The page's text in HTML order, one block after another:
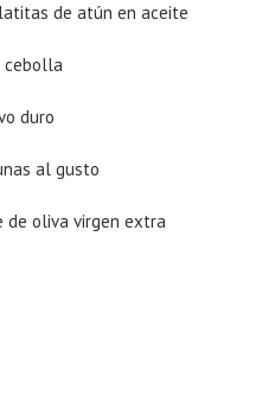
de atún en aceite
duro
al gusto
oliva virgen extra